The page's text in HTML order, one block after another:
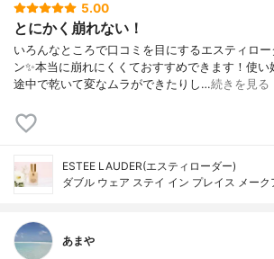
5.00
とにかく崩れない！
いろんなところで口コミを目にするエスティロ
ン✨本当に崩れにくくておすすめできます！使
途中で乾いて変なムラができたりし…続きを見る
ESTEE LAUDER(エスティローダー)
ダブル ウェア ステイ イン プレイス メーク
あまや